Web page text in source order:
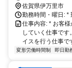
佐賀県伊万里市
勤務時間・曜日: *
仕事内容: * お客
していく仕事で
イスを行う仕事で
変形労働時間制 即日勤